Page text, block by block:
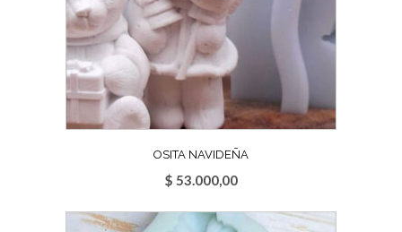
OSITA NAVIDEÑA
$ 53.000,00